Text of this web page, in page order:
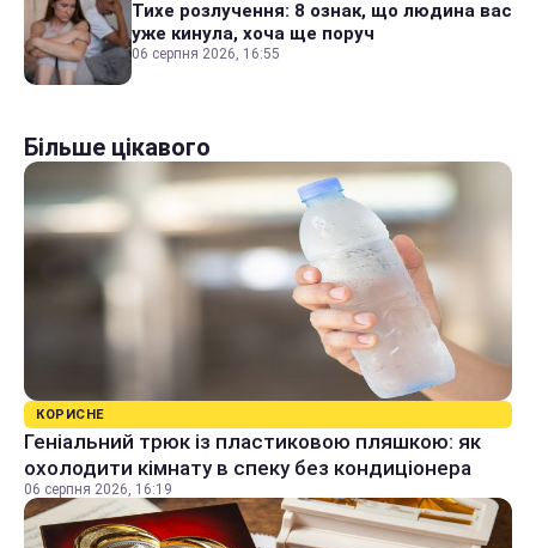
Тихе розлучення: 8 ознак, що людина вас
уже кинула, хоча ще поруч
06 серпня 2026, 16:55
Більше цікавого
КОРИСНЕ
Геніальний трюк із пластиковою пляшкою: як
охолодити кімнату в спеку без кондиціонера
06 серпня 2026, 16:19